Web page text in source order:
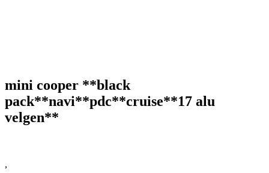
mini cooper **black
pack**navi**pdc**cruise**17 alu
velgen**
,